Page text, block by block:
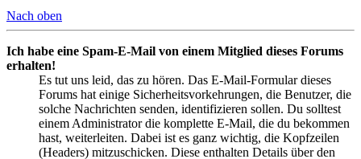
Nach oben
Ich habe eine Spam-E-Mail von einem Mitglied dieses Forums
erhalten!
Es tut uns leid, das zu hören. Das E-Mail-Formular dieses
Forums hat einige Sicherheitsvorkehrungen, die Benutzer, die
solche Nachrichten senden, identifizieren sollen. Du solltest
einem Administrator die komplette E-Mail, die du bekommen
hast, weiterleiten. Dabei ist es ganz wichtig, die Kopfzeilen
(Headers) mitzuschicken. Diese enthalten Details über den